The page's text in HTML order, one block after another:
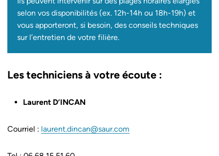
selon vos disponibilités (ex. 12h-14h ou 18h-19h) et
vous apporteront, si besoin, des conseils techniques
sur l’entretien de votre filière.
Les techniciens à votre écoute :
Laurent D’INCAN
Courriel : laurent.dincan@saur.com